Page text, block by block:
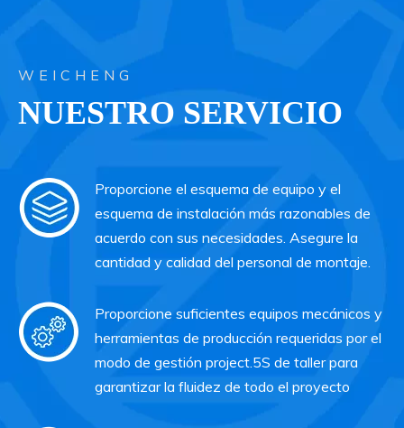
WEICHENG
NUESTRO SERVICIO
Proporcione el esquema de equipo y el
esquema de instalación más razonables de
acuerdo con sus necesidades. Asegure la
cantidad y calidad del personal de montaje.
Proporcione suficientes equipos mecánicos y
herramientas de producción requeridas por el
modo de gestión project.5S de taller para
garantizar la fluidez de todo el proyecto